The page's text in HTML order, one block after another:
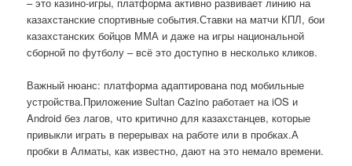
казахстанские спортивные события.Ставки на матчи КПЛ, бои
казахстанских бойцов ММА и даже на игры национальной
сборной по футболу – всё это доступно в несколько кликов.
Важный нюанс: платформа адаптирована под мобильные
устройства.Приложение Sultan Cazino работает на iOS и
Android без лагов, что критично для казахстанцев, которые
привыкли играть в перерывах на работе или в пробках.А
пробки в Алматы, как известно, дают на это немало времени.